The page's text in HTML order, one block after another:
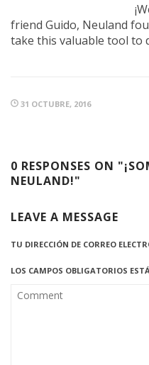
friend Guido, Neuland
take this valuable tool to
31 OCTUBRE, 2016
0 RESPONSES ON
NEULAND!"
LEAVE A MESSAGE
TU DIRECCIÓN DE CORREO
LOS CAMPOS OBLIGATORIOS